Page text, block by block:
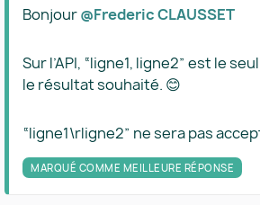
Bonjour@Frederic CLAUSSET
Sur l’API, “ligne1, ligne2” est le
le résultat souhaité. 😊
“ligne1\rligne2” ne sera pas
MARQUÉ COMME MEILLEURE RÉPONSE